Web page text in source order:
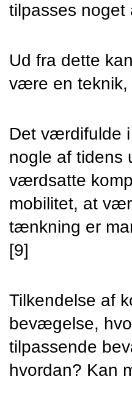
tilpasses noget
Ud fra dette
være en teknik,
Det værdifulde
nogle af tidens
værdsatte
mobilitet, at
tænkning er
[9]
Tilkendelse af
bevægelse,
tilpassende
hvordan? Kan